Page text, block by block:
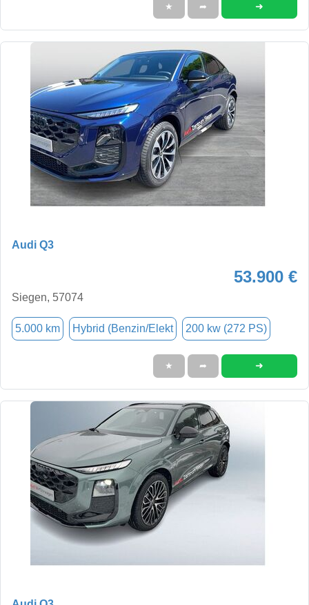
★ ➦ ➜
Audi Q3
53.900 €
Siegen, 57074
5.000 km Hybrid (Benzin/Elekt 200 kw (272 PS)
★ ➦ ➜